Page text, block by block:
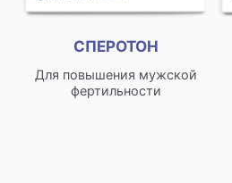
СПЕРОТОН
Для повышения мужской
фертильности